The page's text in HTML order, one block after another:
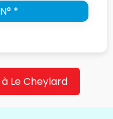
*
Le Cheylard